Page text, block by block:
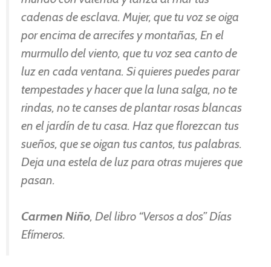
cadenas de esclava. Mujer, que tu voz se oiga
por encima de arrecifes y montañas, En el
murmullo del viento, que tu voz sea canto de
luz en cada ventana. Si quieres puedes parar
tempestades y hacer que la luna salga, no te
rindas, no te canses de plantar rosas blancas
en el jardín de tu casa. Haz que florezcan tus
sueños, que se oigan tus cantos, tus palabras.
Deja una estela de luz para otras mujeres que
pasan.
Carmen Niño, Del libro “Versos a dos” Días
Efímeros.